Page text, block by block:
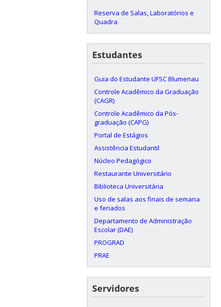
Reserva de Salas, Laboratórios e
Quadra
Estudantes
Guia do Estudante UFSC Blumenau
Controle Acadêmico da Graduação
(CAGR)
Controle Acadêmico da Pós-
graduação (CAPG)
Portal de Estágios
Assistência Estudantil
Núcleo Pedagógico
Restaurante Universitário
Biblioteca Universitária
Uso de salas aos finais de semana
e feriados
Departamento de Administração
Escolar (DAE)
PROGRAD
PRAE
Servidores